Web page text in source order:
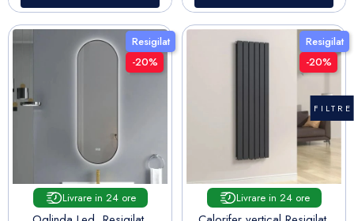
FILTRE
Resigilat
-20%
Livrare in 24 ore
Resigilat
-20%
Livrare in 24 ore